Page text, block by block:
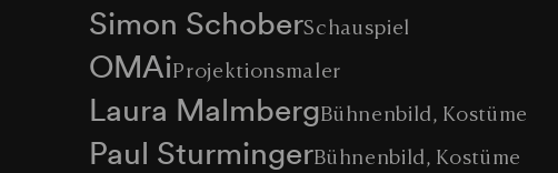
Simon SchoberSchauspiel
OMAiProjektionsmaler
Laura MalmbergBühnenbild, Kostüme
Paul SturmingerBühnenbild, Kostüme